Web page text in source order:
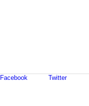
Facebook Twitter